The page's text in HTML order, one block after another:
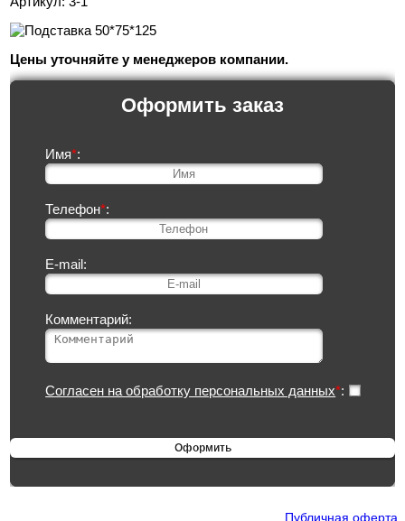
Цены уточняйте у менеджеров компании.
Оформить заказ
Имя*:
Телефон*:
E-mail:
Комментарий:
Согласен на обработку персональных данных*:
Публичная оферта